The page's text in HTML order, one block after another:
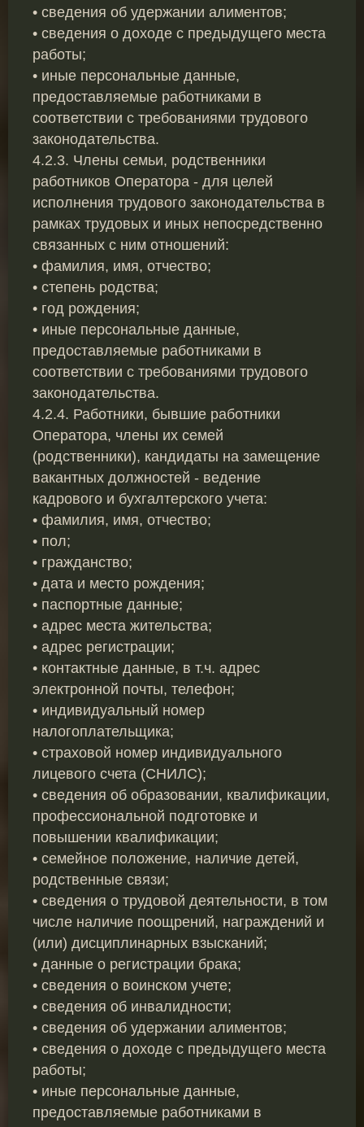
• сведения об удержании алиментов;
• сведения о доходе с предыдущего места
работы;
• иные персональные данные,
предоставляемые работниками в
соответствии с требованиями трудового
законодательства.
4.2.3. Члены семьи, родственники
работников Оператора - для целей
исполнения трудового законодательства в
рамках трудовых и иных непосредственно
связанных с ним отношений:
• фамилия, имя, отчество;
• степень родства;
• год рождения;
• иные персональные данные,
предоставляемые работниками в
соответствии с требованиями трудового
законодательства.
4.2.4. Работники, бывшие работники
Оператора, члены их семей
(родственники), кандидаты на замещение
вакантных должностей - ведение
кадрового и бухгалтерского учета:
• фамилия, имя, отчество;
• пол;
• гражданство;
• дата и место рождения;
• паспортные данные;
• адрес места жительства;
• адрес регистрации;
• контактные данные, в т.ч. адрес
электронной почты, телефон;
• индивидуальный номер
налогоплательщика;
• страховой номер индивидуального
лицевого счета (СНИЛС);
• сведения об образовании, квалификации,
профессиональной подготовке и
повышении квалификации;
• семейное положение, наличие детей,
родственные связи;
• сведения о трудовой деятельности, в том
числе наличие поощрений, награждений и
(или) дисциплинарных взысканий;
• данные о регистрации брака;
• сведения о воинском учете;
• сведения об инвалидности;
• сведения об удержании алиментов;
• сведения о доходе с предыдущего места
работы;
• иные персональные данные,
предоставляемые работниками в